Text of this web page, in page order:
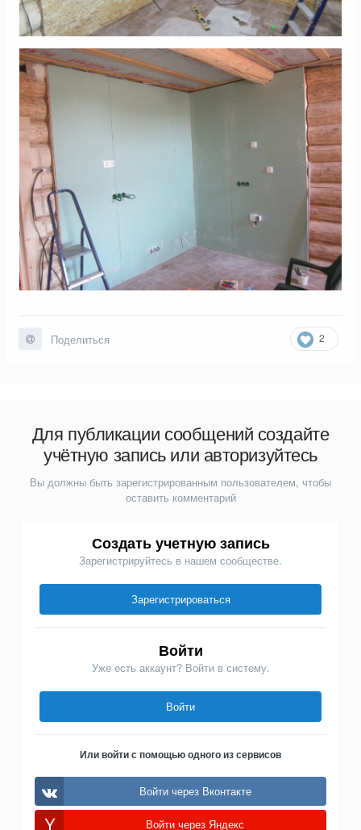
2
Поделиться
Для публикации сообщений создайте
учётную запись или авторизуйтесь
Вы должны быть зарегистрированным пользователем, чтобы
оставить комментарий
Создать учетную запись
Зарегистрируйтесь в нашем сообществе.
Зарегистрироваться
Войти
Уже есть аккаунт? Войти в систему.
Войти
Или войти с помощью одного из сервисов
Войти через Вконтакте
Войти через Яндекс